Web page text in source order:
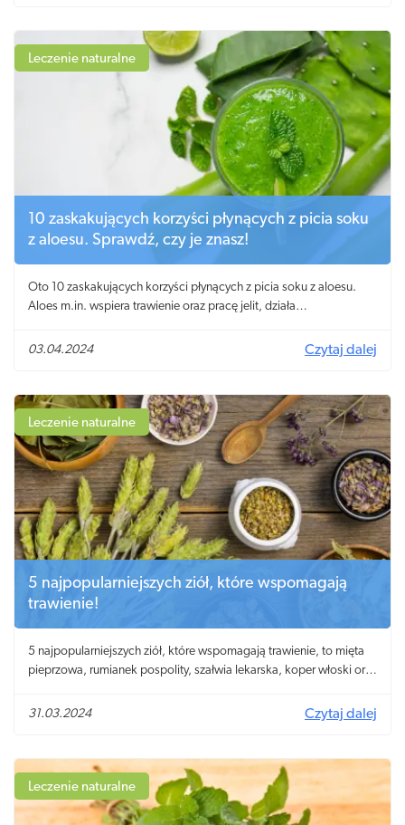
Leczenie naturalne
10 zaskakujących korzyści płynących z picia soku
z aloesu. Sprawdź, czy je znasz!
Oto 10 zaskakujących korzyści płynących z picia soku z aloesu.
Aloes m.in. wspiera trawienie oraz pracę jelit, działa
03.04.2024
Czytaj dalej
Leczenie naturalne
5 najpopularniejszych ziół, które wspomagają
trawienie!
5 najpopularniejszych ziół, które wspomagają trawienie, to mięta
pieprzowa, rumianek pospolity, szałwia lekarska, koper włoski oraz
31.03.2024
Czytaj dalej
Leczenie naturalne